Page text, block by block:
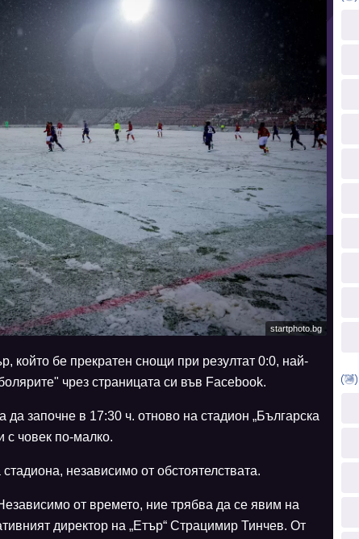
startphoto.bg
който бе прекратен снощи при резултат 0:0, най-
чрез страницата си във Facebook.
започне в 17:30 ч. отново на стадион „Българска
с човек по-малко.
независимо от обстоятелствата.
от времето, ние трябва да се явим на
директор на „Етър“ Страцимир Тинчев. От